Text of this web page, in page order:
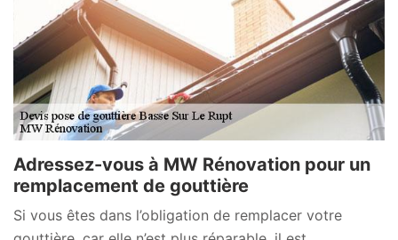
Adressez-vous à MW Rénovation pour un
remplacement de gouttière
Si vous êtes dans l’obligation de remplacer votre